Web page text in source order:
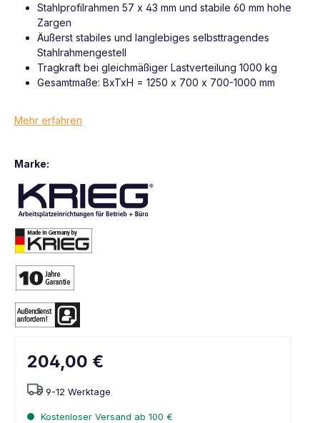
Stahlprofilrahmen 57 x 43 mm und stabile 60 mm hohe
Zargen
Äußerst stabiles und langlebiges selbsttragendes
Stahlrahmengestell
Tragkraft bei gleichmäßiger Lastverteilung 1000 kg
Gesamtmaße: BxTxH = 1250 x 700 x 700-1000 mm
Mehr erfahren
Marke:
204,00 €
9-12 Werktage
Kostenloser Versand ab 100 €